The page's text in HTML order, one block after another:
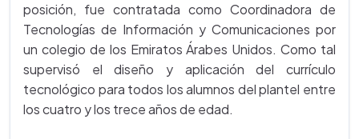
posición, fue contratada como Coordinadora de
Tecnologías de Información y Comunicaciones por
un colegio de los Emiratos Árabes Unidos. Como tal
supervisó el diseño y aplicación del currículo
tecnológico para todos los alumnos del plantel entre
los cuatro y los trece años de edad.